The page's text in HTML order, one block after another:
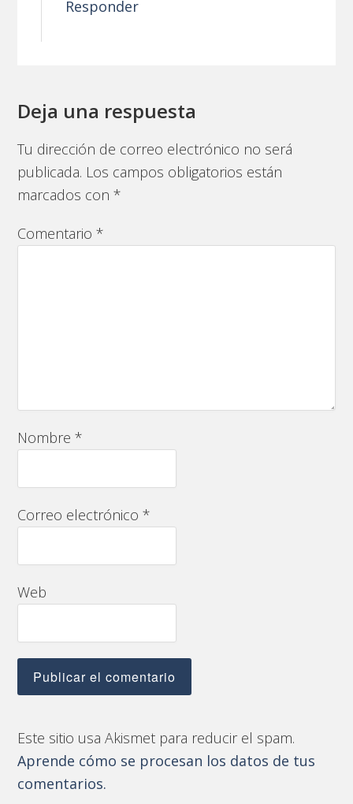
Responder
Deja una respuesta
Tu dirección de correo electrónico no será
publicada. Los campos obligatorios están
marcados con*
Comentario*
Nombre*
Correo electrónico*
Web
Este sitio usa Akismet para reducir el spam.
Aprende cómo se procesan los datos de tus
comentarios.